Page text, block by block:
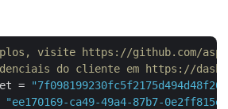
visite https://github.com/
do cliente em https://
=
"ee170169-ca49-49a4-87b7-